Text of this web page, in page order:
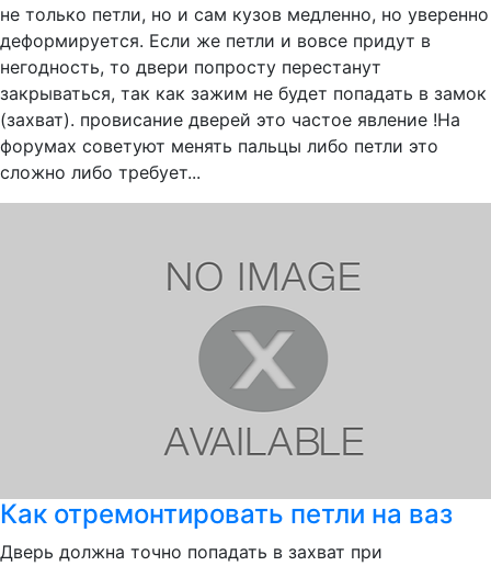
не только петли, но и сам кузов медленно, но уверенно
деформируется. Если же петли и вовсе придут в
негодность, то двери попросту перестанут
закрываться, так как зажим не будет попадать в замок
(захват). провисание дверей это частое явление !На
форумах советуют менять пальцы либо петли это
сложно либо требует...
Как отремонтировать петли на ваз
Дверь должна точно попадать в захват при